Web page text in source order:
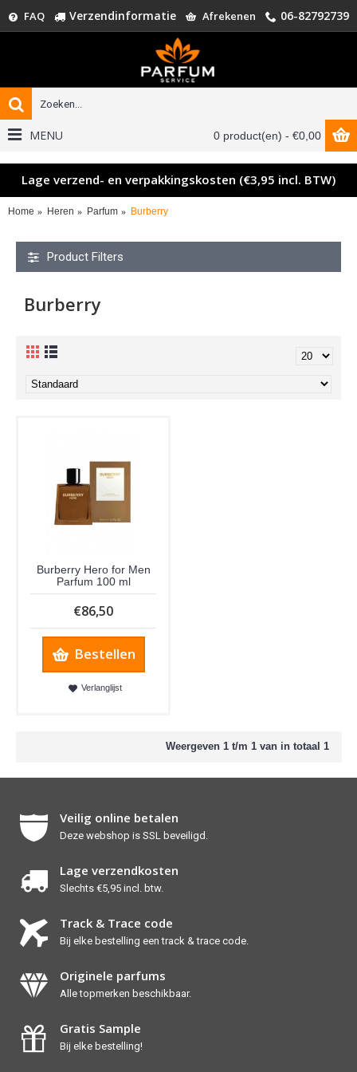
FAQ Verzendinformatie Afrekenen 06-82792739
0 product(en) - €0,00
MENU
Lage verzend- en verpakkingskosten (€3,95 incl. BTW)
Home Heren Parfum Burberry
Product Filters
Burberry
Burberry Hero for Men
Parfum 100 ml
€86,50
Bestellen
Verlanglijst
Weergeven 1 t/m 1 van in totaal 1
Veilig online betalen
Deze webshop is SSL beveiligd.
Lage verzendkosten
Slechts €5,95 incl. btw.
Track & Trace code
Bij elke bestelling een track & trace code.
Originele parfums
Alle topmerken beschikbaar.
Gratis Sample
Bij elke bestelling!